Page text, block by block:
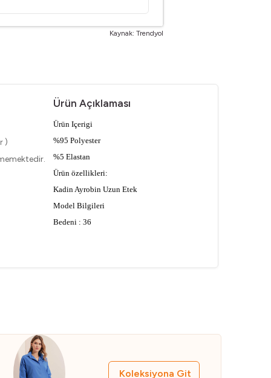
Kaynak: Trendyol
)
Ürün Açıklaması
Ürün Içerigi
%95 Polyester
%5 Elastan
Ürün özellikleri:
Kadin Ayrobin Uzun Etek
Model Bilgileri
Bedeni : 36
Koleksiyona Git